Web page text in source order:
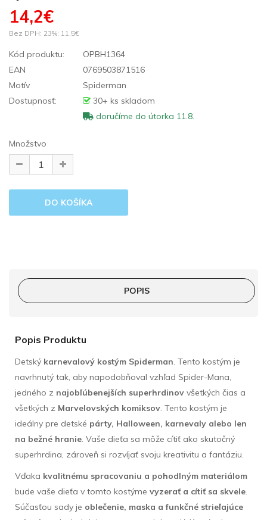
14,2€
Bez DPH: 23%: 11,5€
Kód produktu:
OPBH1364
EAN
0769503871516
Motív
Spiderman
Dostupnosť:
30+ ks skladom
doručíme do útorka 11.8.
Množstvo
POPIS
Popis Produktu
Detský karnevalový kostým Spiderman. Tento kostým je
navrhnutý tak, aby napodobňoval vzhľad Spider-Mana,
jedného z najobľúbenejších superhrdinov všetkých čias a
všetkých z Marvelovských komiksov. Tento kostým je
ideálny pre detské párty, Halloween, karnevaly alebo len
na bežné hranie. Vaše dieťa sa môže cítiť ako skutočný
superhrdina, zároveň si rozvíjať svoju kreativitu a fantáziu.
Vďaka kvalitnému spracovaniu a pohodlným materiálom
bude vaše dieťa v tomto kostýme vyzerať a cítiť sa skvele.
Súčasťou sady je oblečenie, maska a funkčné strieľajúce